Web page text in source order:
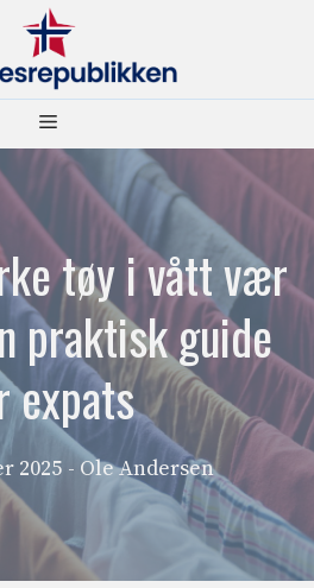
Meny
tøy i vått vær
praktisk guide
expats
2025 - Ole Andersen